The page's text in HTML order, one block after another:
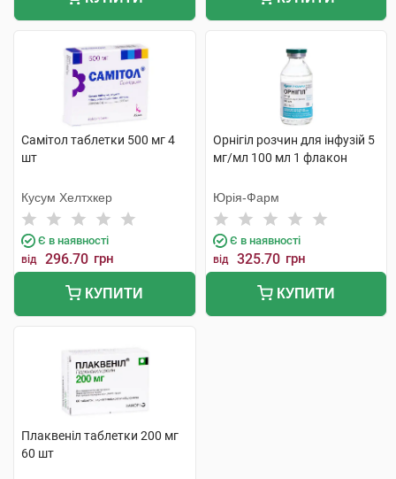
Самітол таблетки 500 мг 4
шт
Кусум Хелтхкер
Є в наявності
від 296.70 грн
КУПИТИ
Орнігіл розчин для інфузій 5
мг/мл 100 мл 1 флакон
Юрія-Фарм
Є в наявності
від 325.70 грн
КУПИТИ
Плаквеніл таблетки 200 мг
60 шт